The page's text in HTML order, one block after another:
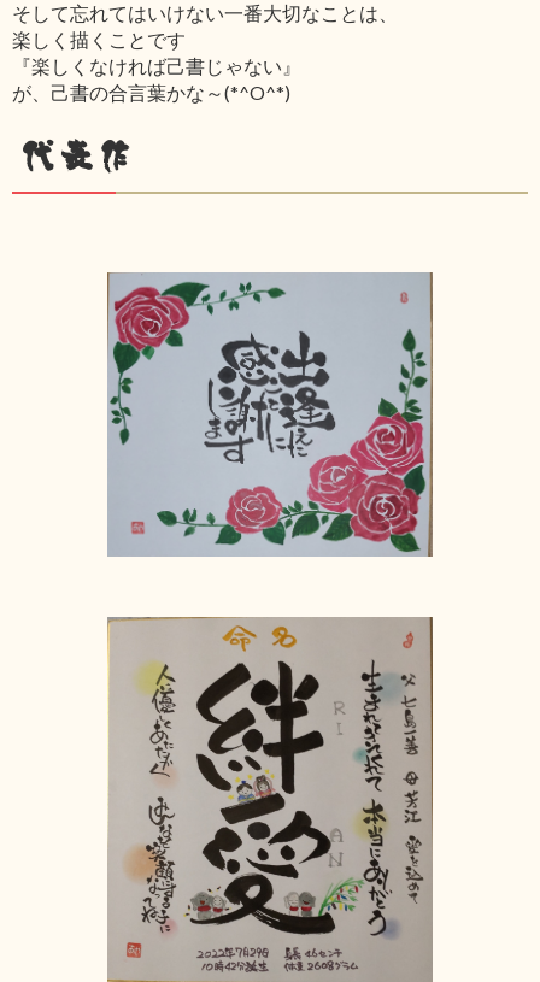
そして忘れてはいけない一番大切なことは、
楽しく描くことです
『楽しくなければ己書じゃない』
が、己書の合言葉かな～(*^O^*)
代表作